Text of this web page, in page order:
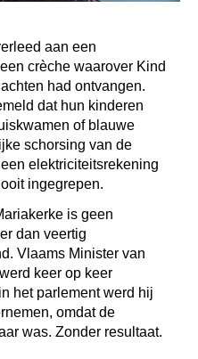
aan een
crèche waarover Kind
had ontvangen.
dat hun kinderen
of blauwe
schorsing van de
elektriciteitsrekening
ingegrepen.
is geen
dan veertig
Vlaams Minister van
keer op keer
het parlement werd hij
omdat de
was. Zonder resultaat.